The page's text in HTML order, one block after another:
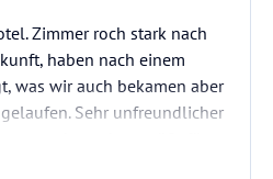
Zimmer roch stark nach
haben nach einem
was wir auch bekamen aber
Sehr unfreundlicher
war sehr rudimentär.